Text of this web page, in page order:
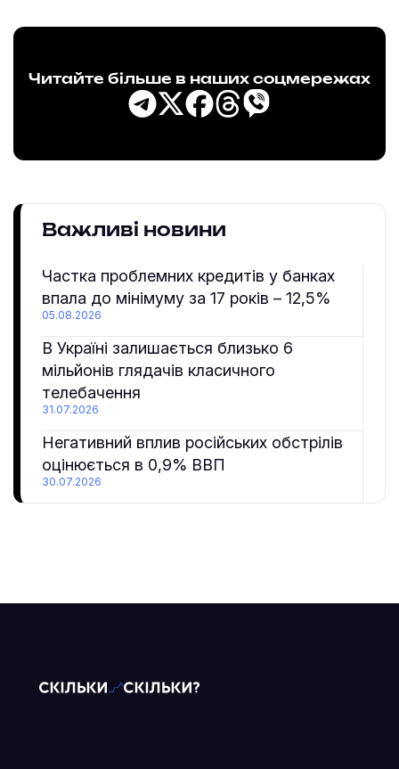
Читайте більше в наших соцмережах
Важливі новини
Частка проблемних кредитів у банках
впала до мінімуму за 17 років – 12,5%
05.08.2026
В Україні залишається близько 6
мільйонів глядачів класичного
телебачення
31.07.2026
Негативний вплив російських обстрілів
оцінюється в 0,9% ВВП
30.07.2026